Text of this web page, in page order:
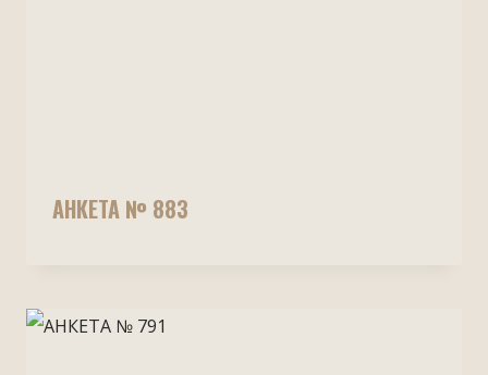
АНКЕТА № 883